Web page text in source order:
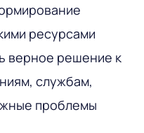
ресурсами
верное решение к
службам,
проблемы